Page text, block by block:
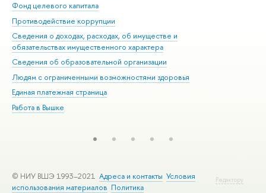
Фонд целевого капитала
Противодействие коррупции
Сведения о доходах, расходах, об имуществе и
обязательствах имущественного характера
Сведения об образовательной организации
Людям с ограниченными возможностями здоровья
Единая платежная страница
Работа в Вышке
Редактору
© НИУ ВШЭ 1993–2021 Адреса и контакты Условия
использования материалов Политика